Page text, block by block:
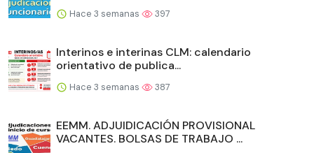
Hace 3 semanas 397
Interinos e interinas CLM: calendario
orientativo de publica...
Hace 3 semanas 387
EEMM. ADJUIDICACIÓN PROVISIONAL
VACANTES. BOLSAS DE TRABAJO ...